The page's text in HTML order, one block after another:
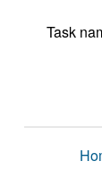
Task